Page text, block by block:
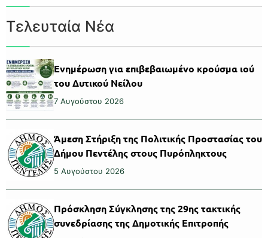
Τελευταία Νέα
Ενημέρωση για επιβεβαιωμένο κρούσμα ιού
του Δυτικού Νείλου
7 Αυγούστου 2026
Άμεση Στήριξη της Πολιτικής Προστασίας του
Δήμου Πεντέλης στους Πυρόπληκτους
5 Αυγούστου 2026
Πρόσκληση Σύγκλησης της 29ης τακτικής
συνεδρίασης της Δημοτικής Επιτροπής